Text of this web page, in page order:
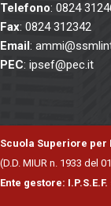
Telefono: 0824
Fax: 0824 312342
Email:
PEC: ipsef@pec.it
Scuola Superiore
(D.D. MIUR n. 1933 del
Ente gestore: I.P.S.E.F.